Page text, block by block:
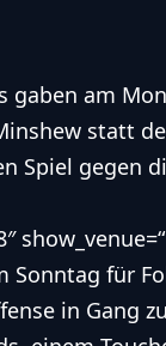
gaben am
statt
Spiel gegen
Sonntag für
in Gang